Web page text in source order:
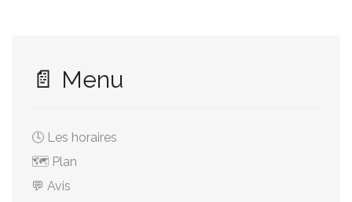
📄 Menu
🕓 Les horaires
🗺️ Plan
💬 Avis